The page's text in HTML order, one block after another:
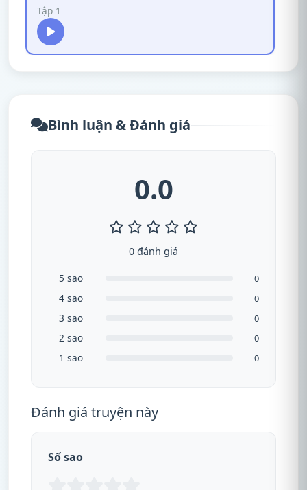
Tập 1
Bình luận & Đánh giá
0.0
0 đánh giá
5 sao 0
4 sao 0
3 sao 0
2 sao 0
1 sao 0
Đánh giá truyện này
Số sao